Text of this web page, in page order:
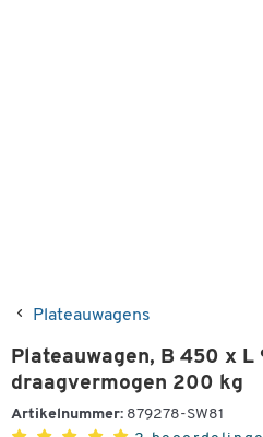
Plateauwagens
Plateauwagen, B 450 x L
draagvermogen 200 kg
Artikelnummer: 879278-SW81